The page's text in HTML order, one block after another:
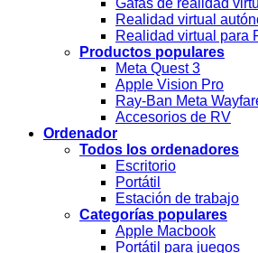
Gafas de realidad
Realidad virtual
Realidad virtual para
Productos populares
Meta Quest 3
Apple Vision Pro
Ray-Ban Meta
Accesorios de RV
Ordenador
Todos los ordenadores
Escritorio
Portátil
Estación de trabajo
Categorías populares
Apple Macbook
Portátil para juegos